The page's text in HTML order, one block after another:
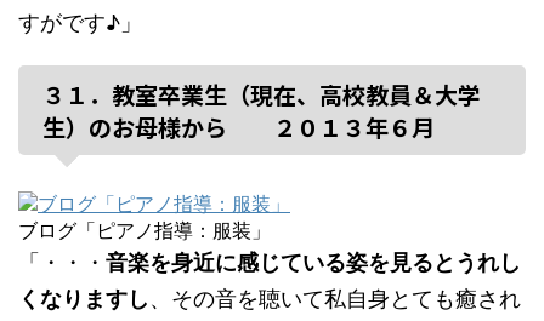
すがです♪」
３１．教室卒業生（現在、高校教員＆大学
生）のお母様から ２０１３年６月
ブログ「ピアノ指導：服装」
「・・・ 音楽を身近に感じている姿を見るとうれし
くなりますし、その音を聴いて私自身とても癒され